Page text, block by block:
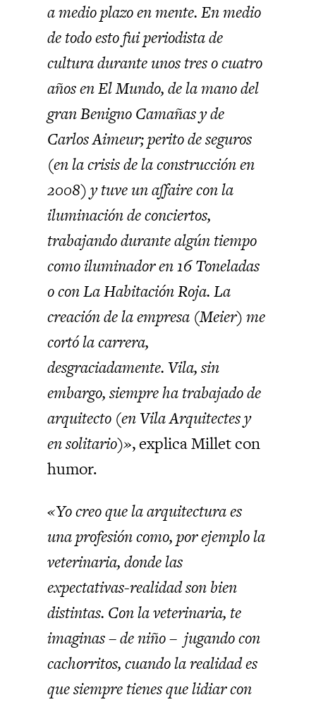
a medio plazo en mente. En medio
de todo esto fui periodista de
cultura durante unos tres o cuatro
años en El Mundo, de la mano del
gran Benigno Camañas y de
Carlos Aimeur; perito de seguros
(en la crisis de la construcción en
2008) y tuve un affaire con la
iluminación de conciertos,
trabajando durante algún tiempo
como iluminador en 16 Toneladas
o con La Habitación Roja. La
creación de la empresa (Meier) me
cortó la carrera,
desgraciadamente. Vila, sin
embargo, siempre ha trabajado de
arquitecto (en Vila Arquitectes y
en solitario)», explica Millet con
humor.
«Yo creo que la arquitectura es
una profesión como, por ejemplo la
veterinaria, donde las
expectativas-realidad son bien
distintas. Con la veterinaria, te
imaginas – de niño – jugando con
cachorritos, cuando la realidad es
que siempre tienes que lidiar con